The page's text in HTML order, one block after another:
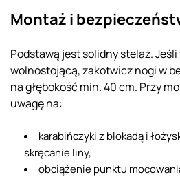
Montaż i
Podstawą jest solidny stelaż.
wolnostojącą, zakotwicz nogi w
na głębokość min. 40 cm. Przy
uwagę na:
karabińczyki z blokadą i
skręcanie liny,
obciążenie punktu